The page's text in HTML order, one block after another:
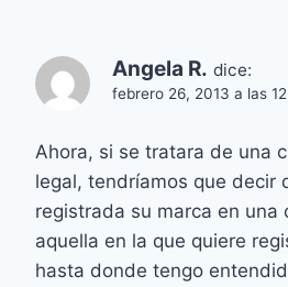
Angela R. dice:
febrero 26, 2013 a las
Ahora, si se tratara de una
legal, tendríamos que decir
registrada su marca en una
aquella en la que quiere
hasta donde tengo